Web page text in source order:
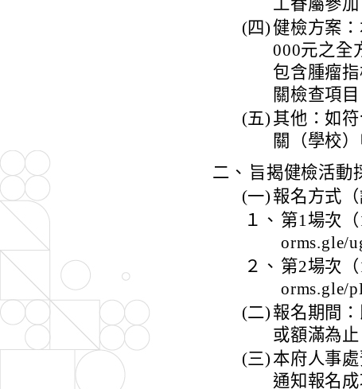
工眷屬參
(四)健檢方案
000元之全
包含腫瘤
關檢查項目
(五) 其他：如
關（學校
二、 旨揭健檢活動
(一) 報名方式
１、 第1場次
orms.gle/
２、 第2場次
orms.gle/
(二) 報名期間
或額滿為止
(三) 本府人事
通知報名